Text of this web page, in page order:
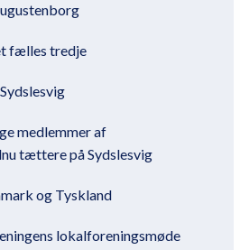
fælles tredje
medlemmer af
tættere på Sydslesvig
og Tyskland
lokalforeningsmøde